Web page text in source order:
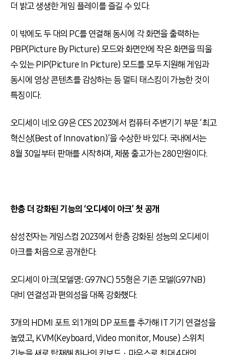
더 밝고 생생한 게임 플레이를 즐길 수 있다.
이 밖에도 두 대의 PC를 연결해 동시에 각 화면을 출력하는
PBP(Picture By Picture)모드와 화면안에 작은 화면을 띄울
수 있는PIP(Picture In Picture)모드를 모두 지원해 게임과
동시에 영상 콘텐츠를 감상하는 등 멀티 태스킹이 가능한 것이
특징이다.
오디세이 네오G9은CES 2023에서 컴퓨터 주변기기 부문 ‘최고
혁신상(Best of Innovation)’을 수상한 바 있다.국내에서는
8월 30일부터 판매를 시작하며,제품 출고가는280만원이다.
한층 더 강화된 기능의 ‘오디세이 아크’ 첫 공개
삼성전자는 게임스컴 2023에서 한층 강화된 성능의 오디세이
아크를 처음으로 공개한다.
오디세이 아크(모델명: G97NC) 55형은 기존 모델(G97NB)
대비 연결성과 편의성을 대폭 강화했다.
3개의 HDMI포트 외 1개의 DP포트를 추가해 IT기기 연결성을
높였고, KVM(Keyboard, Video monitor, Mouse)스위치